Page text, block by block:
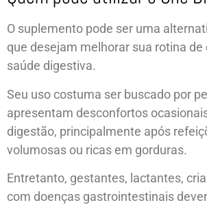
O suplemento pode ser uma
que desejam melhorar sua rotina de
saúde digestiva.
Seu uso costuma ser buscado por
apresentam desconfortos
digestão, principalmente após
volumosas ou ricas em gorduras.
Entretanto, gestantes, lactantes,
com doenças gastrointestinais